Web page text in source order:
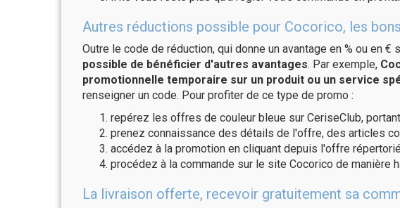
Autres réductions possible pour Cocorico, les
Outre le code de réduction, qui donne un avantage en % ou en
possible de bénéficier d'autres avantages. Par exemple,
promotionnelle temporaire sur un produit ou un service
renseigner un code. Pour profiter de ce type de promo :
repérez les offres de couleur bleue sur CeriseClub,
prenez connaissance des détails de l'offre, des articles
accédez à la promotion en cliquant depuis l'offre
procédez à la commande sur le site Cocorico de manière
La livraison offerte, recevoir gratuitement sa